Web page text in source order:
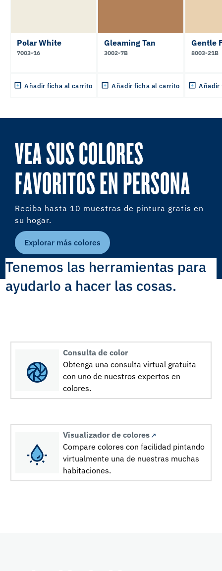
Polar White
7003-16
Añadir ficha al carrito
Gleaming Tan
3002-7B
Añadir ficha al carrito
Gentle
8003-21B
Añadir
VEA SUS COLORES
FAVORITOS EN PERSONA
Reciba hasta 10 muestras de pintura gratis en
su hogar.
Explorar más colores
Tenemos las herramientas para
ayudarlo a hacer las cosas.
Consulta de color
Obtenga una consulta virtual gratuita
con uno de nuestros expertos en
colores.
Visualizador de colores
Compare colores con facilidad pintando
virtualmente una de nuestras muchas
habitaciones.